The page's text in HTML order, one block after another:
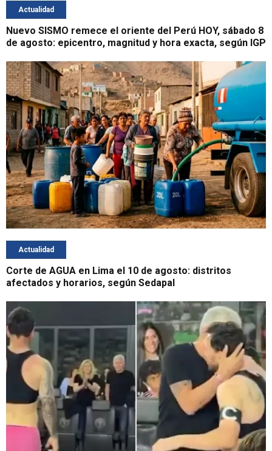
Actualidad
Nuevo SISMO remece el oriente del Perú HOY, sábado 8
de agosto: epicentro, magnitud y hora exacta, según IGP
Actualidad
Corte de AGUA en Lima el 10 de agosto: distritos
afectados y horarios, según Sedapal